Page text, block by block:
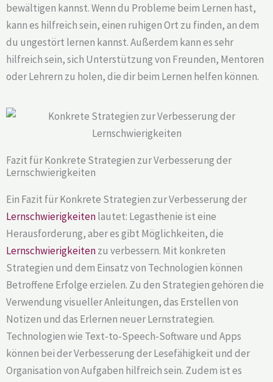
bewältigen kannst. Wenn du Probleme beim Lernen hast,
kann es hilfreich sein, einen ruhigen Ort zu finden, an dem
du ungestört lernen kannst. Außerdem kann es sehr
hilfreich sein, sich Unterstützung von Freunden, Mentoren
oder Lehrern zu holen, die dir beim Lernen helfen können.
Fazit für Konkrete Strategien zur Verbesserung der
Lernschwierigkeiten
Ein Fazit für Konkrete Strategien zur Verbesserung der
Lernschwierigkeitenlautet: Legasthenie ist eine
Herausforderung, aber es gibt Möglichkeiten, die
Lernschwierigkeitenzu verbessern. Mit konkreten
Strategien und dem Einsatz von Technologien können
Betroffene Erfolge erzielen. Zu den Strategien gehören die
Verwendung visueller Anleitungen, das Erstellen von
Notizen und das Erlernen neuer Lernstrategien.
Technologien wie Text-to-Speech-Software und Apps
können bei der Verbesserung der Lesefähigkeit und der
Organisation von Aufgaben hilfreich sein. Zudem ist es